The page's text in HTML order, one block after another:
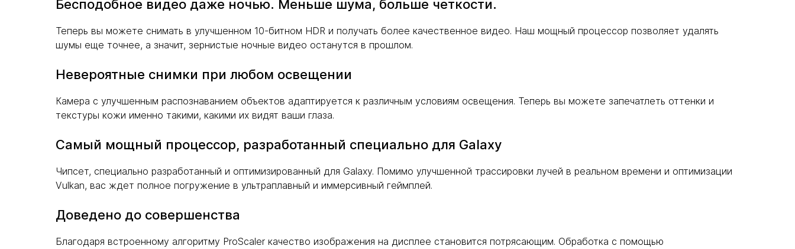
Бесподобное видео даже ночью. Меньше шума, больше четкости.
Теперь вы можете снимать в улучшенном 10-битном HDR и получать более качественное видео. Наш мощный процессор позволяет удалять
шумы еще точнее, а значит, зернистые ночные видео останутся в прошлом.
Невероятные снимки при любом освещении
Камера с улучшенным распознаванием объектов адаптируется к различным условиям освещения. Теперь вы можете запечатлеть оттенки и
текстуры кожи именно такими, какими их видят ваши глаза.
Самый мощный процессор, разработанный специально для Galaxy
Чипсет, специально разработанный и оптимизированный для Galaxy. Помимо улучшенной трассировки лучей в реальном времени и оптимизации
Vulkan, вас ждет полное погружение в ультраплавный и иммерсивный геймплей.
Доведено до совершенства
Благодаря встроенному алгоритму ProScaler качество изображения на дисплее становится потрясающим. Обработка с помощью